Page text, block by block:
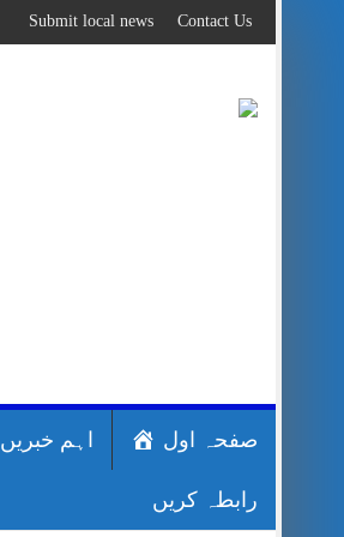
to
content
Contact Us
Submit local news
صفحہ اول اہم خبریں
رابطہ کریں